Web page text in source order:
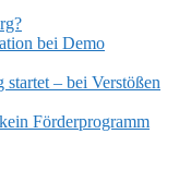
bei Demo
– bei Verstößen
Förderprogramm